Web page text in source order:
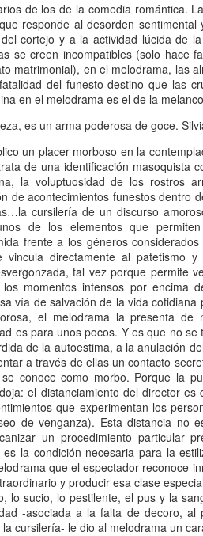
de los de la comedia romántica.
responde al desorden
cortejo y a la actividad lúcida de
se creen incompatibles (solo hace
matrimonial), en el melodrama, las
del funesto destino que las
en el melodrama es el de la
es un arma poderosa de goce.
un placer morboso en la
de una identificación masoquista
la voluptuosidad de los rostros
de acontecimientos funestos dentro
cursilería de un discurso
de los elementos que
frente a los géneros
directamente al patetismo
tal vez porque permite
momentos intensos por encima
vía de salvación de la vida cotidiana
el melodrama la presenta de
es para unos pocos. Y es que no
de la autoestima, a la anulación
a través de ellas un contacto
conoce como morbo. Porque la
el distanciamiento del director es
que experimentan los
de venganza). Esta distancia no
un procedimiento particular
la condición necesaria para la
que el espectador reconoce
y producir esa clase
lo sucio, lo pestilente, el pus y la
-asociada a la falta de decoro, al
cursilería- le dio al melodrama un
facultad,
de la
entre
café,
lo que
y
no
como si
JAN
13
Marta Lubos (16/8/
27/3/2026):
una mujer en
Hace 10 años, ella fue la
de tapa" de Damiselas:
denominación que
habría dado risa a Marta
una artista en absoluto
sí misma, una persona
toda presunción y más
renuente a dar
en esta ocasión,
afortunadamente, se avino
responder, afable y
divertida o apasionada -
tema-, siempre yendo al
sin el menor rodeo. Así,
apareciendo la pianista, la
escultora, la cocinera que
una receta.
de editorial
del año 2012 se publicó la primera
en apuros, precedida del siguiente
es que una damisela no es ni una
las instrucciones de T.S. Eliot
un perro).
1961- 20/1/2026)
-anticipadamente, inesperadamente- y el
siguen queriendo y admirando se detuvo,
desconsuelo. Tan adorable y honesta
como actriz, tan amorosa y atenta
conquistada palmo a palmo... Cómo no
adoptivo Osqui Ferrero, que resultó,
como actor en Más bello que la